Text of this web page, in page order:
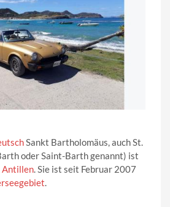
Sankt Bartholomäus, auch St.
oder Saint-Barth genannt) ist
Antillen . Sie ist seit Februar 2007